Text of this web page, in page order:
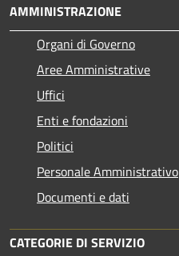
AMMINISTRAZIONE
Organi di Governo
Aree Amministrative
Uffici
Enti e fondazioni
Politici
Personale Amministrativo
Documenti e dati
CATEGORIE DI SERVIZIO